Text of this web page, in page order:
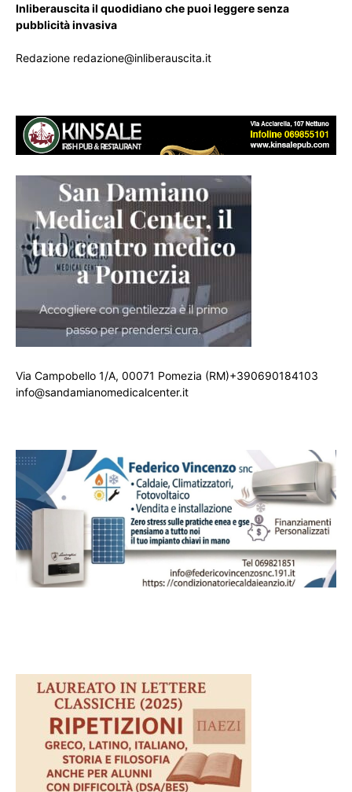
Inliberauscita il quodidiano che puoi leggere senza
pubblicità invasiva
Redazione redazione@inliberauscita.it
Via Campobello 1/A, 00071 Pomezia (RM)+390690184103
info@sandamianomedicalcenter.it